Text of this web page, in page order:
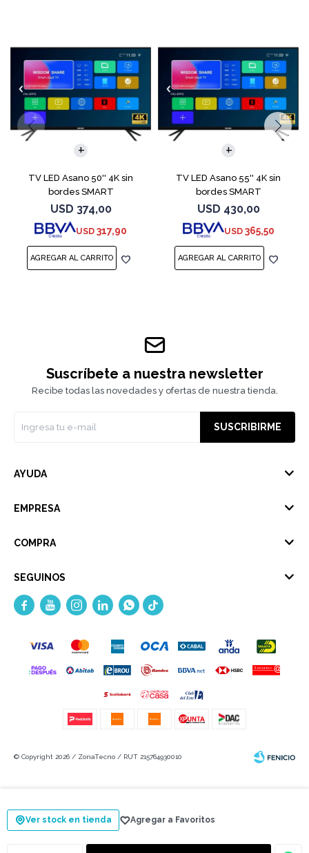
Ver stock en tienda
TV LED Asano 50'' 4K sin
bordes SMART
USD 374,00
USD 317,90
TV LED Asano 55'' 4K sin
bordes SMART
USD 430,00
USD 365,50
Suscríbete a nuestra newsletter
Recibe todas las novedades y ofertas de nuestra tienda.
SUSCRIBIRME
AYUDA
EMPRESA
COMPRA
SEGUINOS
    
© Copyright 2026 / ZonaTecno / RUT 215764930010